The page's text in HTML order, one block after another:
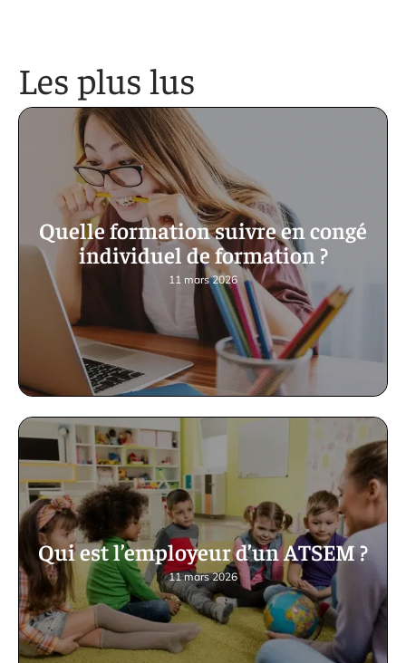
Les plus lus
Quelle formation suivre en congé
individuel de formation ?
11 mars 2026
Qui est l’employeur d’un ATSEM ?
11 mars 2026